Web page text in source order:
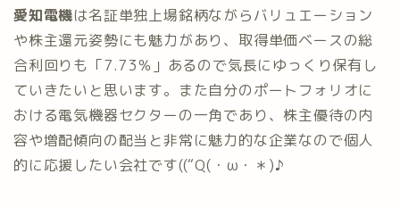
愛知電機は名証単独上場銘柄ながらバリュエーション
や株主還元姿勢にも魅力があり、取得単価ベースの総
合利回りも「7.73％」あるので気長にゆっくり保有し
ていきたいと思います。また自分のポートフォリオに
おける電気機器セクターの一角であり、株主優待の内
容や増配傾向の配当と非常に魅力的な企業なので個人
的に応援したい会社です((“Q(・ω・＊)♪